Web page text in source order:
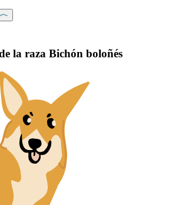
la raza Bichón boloñés